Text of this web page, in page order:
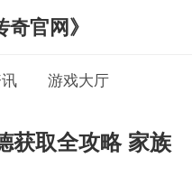
奇官网》
游戏大厅
获取全攻略 家族